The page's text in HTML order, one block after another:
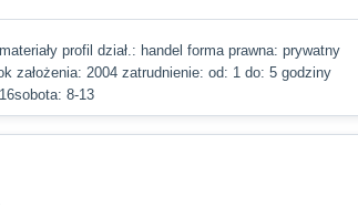
profil dział.: handel forma prawna: prywatny
założenia: 2004 zatrudnienie: od: 1 do: 5 godziny
8-13